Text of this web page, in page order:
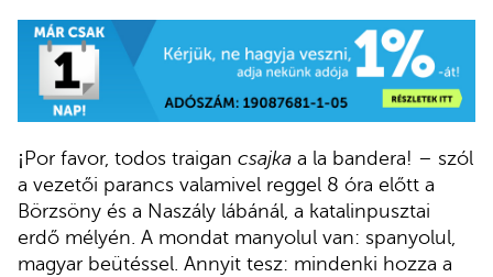
¡Por favor, todos traigan csajka a la bandera! – szól
a vezetői parancs valamivel reggel 8 óra előtt a
Börzsöny és a Naszály lábánál, a katalinpusztai
erdő mélyén. A mondat manyolul van: spanyolul,
magyar beütéssel. Annyit tesz: mindenki hozza a